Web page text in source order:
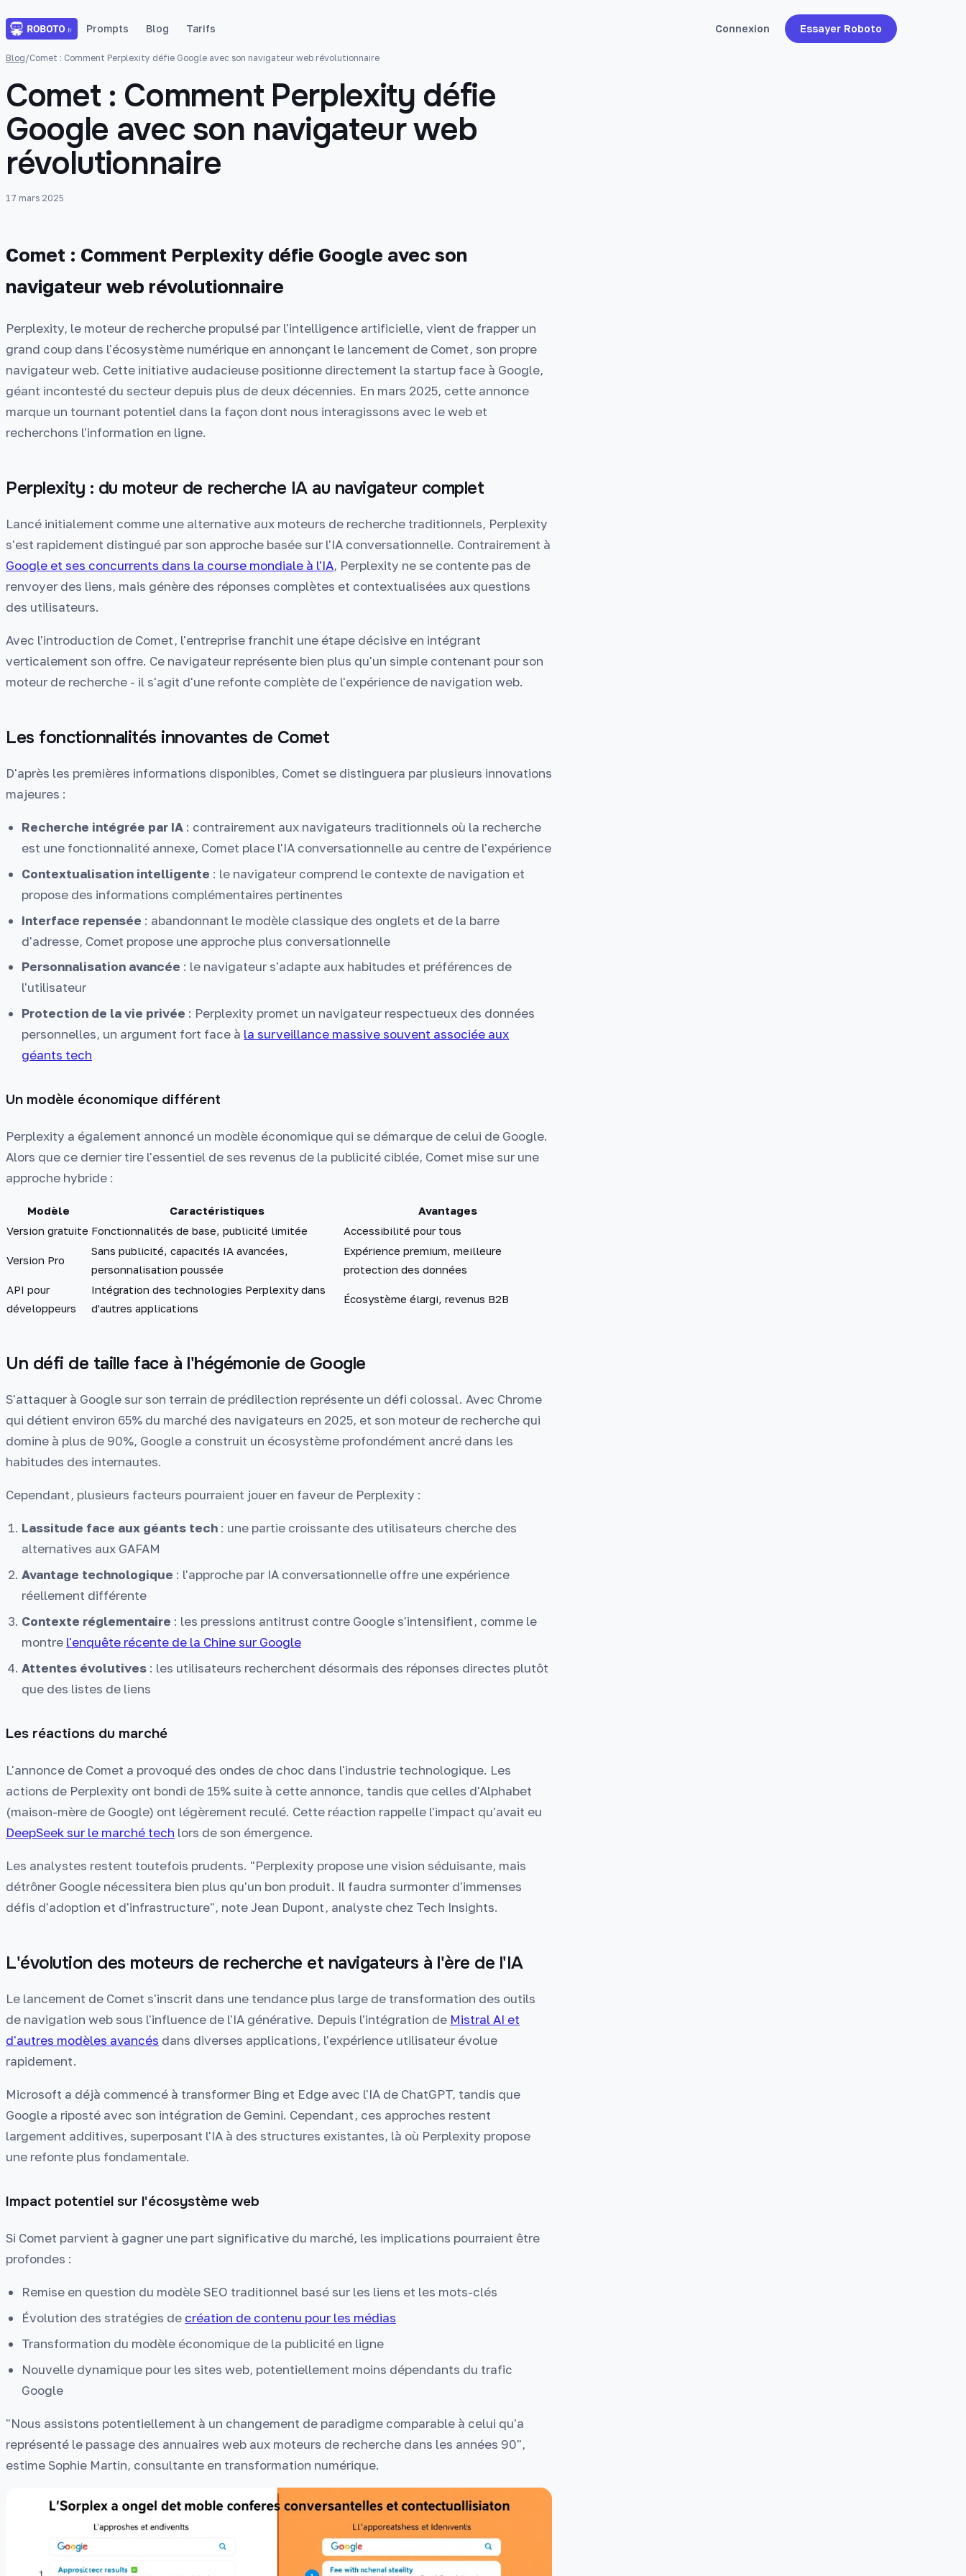
Prompts Blog Tarifs Connexion Essayer Roboto
Blog/Comet : Comment Perplexity défie Google avec son navigateur web révolutionnaire
Comet : Comment Perplexity défie
Google avec son navigateur web
révolutionnaire
17 mars 2025
Comet : Comment Perplexity défie Google avec son
navigateur web révolutionnaire
Perplexity, le moteur de recherche propulsé par l'intelligence artificielle, vient de frapper un
grand coup dans l'écosystème numérique en annonçant le lancement de Comet, son propre
navigateur web. Cette initiative audacieuse positionne directement la startup face à Google,
géant incontesté du secteur depuis plus de deux décennies. En mars 2025, cette annonce
marque un tournant potentiel dans la façon dont nous interagissons avec le web et
recherchons l'information en ligne.
Perplexity : du moteur de recherche IA au navigateur complet
Lancé initialement comme une alternative aux moteurs de recherche traditionnels, Perplexity
s'est rapidement distingué par son approche basée sur l'IA conversationnelle. Contrairement à
Google et ses concurrents dans la course mondiale à l'IA, Perplexity ne se contente pas de
renvoyer des liens, mais génère des réponses complètes et contextualisées aux questions
des utilisateurs.
Avec l'introduction de Comet, l'entreprise franchit une étape décisive en intégrant
verticalement son offre. Ce navigateur représente bien plus qu'un simple contenant pour son
moteur de recherche - il s'agit d'une refonte complète de l'expérience de navigation web.
Les fonctionnalités innovantes de Comet
D'après les premières informations disponibles, Comet se distinguera par plusieurs innovations
majeures :
Recherche intégrée par IA : contrairement aux navigateurs traditionnels où la recherche
est une fonctionnalité annexe, Comet place l'IA conversationnelle au centre de l'expérience
Contextualisation intelligente : le navigateur comprend le contexte de navigation et
propose des informations complémentaires pertinentes
Interface repensée : abandonnant le modèle classique des onglets et de la barre
d'adresse, Comet propose une approche plus conversationnelle
Personnalisation avancée : le navigateur s'adapte aux habitudes et préférences de
l'utilisateur
Protection de la vie privée : Perplexity promet un navigateur respectueux des données
personnelles, un argument fort face à la surveillance massive souvent associée aux
géants tech
Un modèle économique différent
Perplexity a également annoncé un modèle économique qui se démarque de celui de Google.
Alors que ce dernier tire l'essentiel de ses revenus de la publicité ciblée, Comet mise sur une
approche hybride :
Modèle Caractéristiques
Avantages
Version gratuite Fonctionnalités de base, publicité limitée Accessibilité pour tous
Version Pro
Sans publicité, capacités IA avancées,
personnalisation poussée
Expérience premium, meilleure
protection des données
API pour
développeurs
Intégration des technologies Perplexity dans
d'autres applications
Écosystème élargi, revenus B2B
Un défi de taille face à l'hégémonie de Google
S'attaquer à Google sur son terrain de prédilection représente un défi colossal. Avec Chrome
qui détient environ 65% du marché des navigateurs en 2025, et son moteur de recherche qui
domine à plus de 90%, Google a construit un écosystème profondément ancré dans les
habitudes des internautes.
Cependant, plusieurs facteurs pourraient jouer en faveur de Perplexity :
Lassitude face aux géants tech : une partie croissante des utilisateurs cherche des
alternatives aux GAFAM
Avantage technologique : l'approche par IA conversationnelle offre une expérience
réellement différente
Contexte réglementaire : les pressions antitrust contre Google s'intensifient, comme le
montre l'enquête récente de la Chine sur Google
Attentes évolutives : les utilisateurs recherchent désormais des réponses directes plutôt
que des listes de liens
Les réactions du marché
L'annonce de Comet a provoqué des ondes de choc dans l'industrie technologique. Les
actions de Perplexity ont bondi de 15% suite à cette annonce, tandis que celles d'Alphabet
(maison-mère de Google) ont légèrement reculé. Cette réaction rappelle l'impact qu'avait eu
DeepSeek sur le marché tech lors de son émergence.
Les analystes restent toutefois prudents. "Perplexity propose une vision séduisante, mais
détrôner Google nécessitera bien plus qu'un bon produit. Il faudra surmonter d'immenses
défis d'adoption et d'infrastructure", note Jean Dupont, analyste chez Tech Insights.
L'évolution des moteurs de recherche et navigateurs à l'ère de l'IA
Le lancement de Comet s'inscrit dans une tendance plus large de transformation des outils
de navigation web sous l'influence de l'IA générative. Depuis l'intégration de Mistral AI et
d'autres modèles avancés dans diverses applications, l'expérience utilisateur évolue
rapidement.
Microsoft a déjà commencé à transformer Bing et Edge avec l'IA de ChatGPT, tandis que
Google a riposté avec son intégration de Gemini. Cependant, ces approches restent
largement additives, superposant l'IA à des structures existantes, là où Perplexity propose
une refonte plus fondamentale.
Impact potentiel sur l'écosystème web
Si Comet parvient à gagner une part significative du marché, les implications pourraient être
profondes :
Remise en question du modèle SEO traditionnel basé sur les liens et les mots-clés
Évolution des stratégies de création de contenu pour les médias
Transformation du modèle économique de la publicité en ligne
Nouvelle dynamique pour les sites web, potentiellement moins dépendants du trafic
Google
"Nous assistons potentiellement à un changement de paradigme comparable à celui qu'a
représenté le passage des annuaires web aux moteurs de recherche dans les années 90",
estime Sophie Martin, consultante en transformation numérique.